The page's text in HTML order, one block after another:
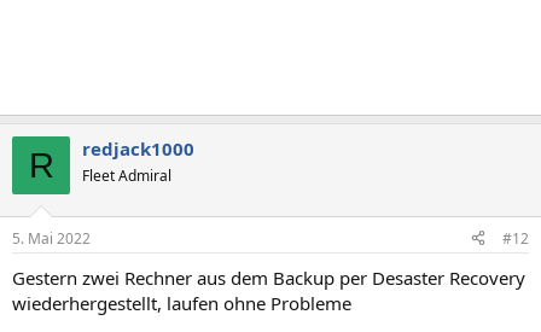
R redjack1000
Fleet Admiral
5. Mai 2022 #12
Gestern zwei Rechner aus dem Backup per Desaster Recovery
wiederhergestellt, laufen ohne Probleme